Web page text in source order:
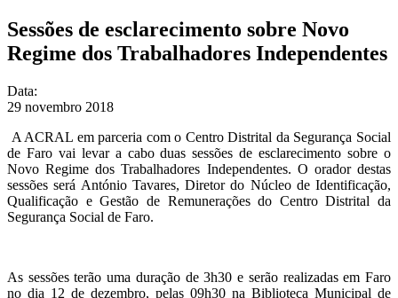
Sessões de esclarecimento sobre Novo
Regime dos Trabalhadores Independentes
Data:
29 novembro 2018
A ACRAL em parceria com o Centro Distrital da Segurança Social
de Faro vai levar a cabo duas sessões de esclarecimento sobre o
Novo Regime dos Trabalhadores Independentes. O orador destas
sessões será António Tavares, Diretor do Núcleo de Identificação,
Qualificação e Gestão de Remunerações do Centro Distrital da
Segurança Social de Faro.
As sessões terão uma duração de 3h30 e serão realizadas em Faro
no dia 12 de dezembro, pelas 09h30 na Biblioteca Municipal de